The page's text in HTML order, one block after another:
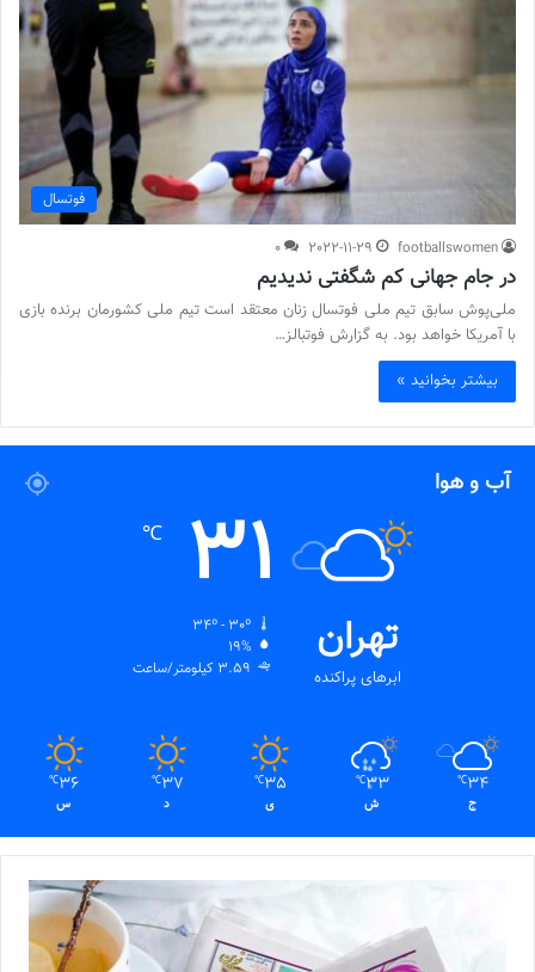
فوتسال
footballswomen
2022-11-29
0
در جام جهانی کم شگفتی ندیدیم
ملی‌پوش سابق تیم ملی فوتسال زنان معتقد است تیم ملی کشورمان برنده بازی
با آمریکا خواهد بود. به گزارش فوتبالز…
بیشتر بخوانید »
آب و هوا
تهران
ابرهای پراکنده
31
℃
19%
3.59 کیلومتر/ساعت
34
℃
ج
33
℃
ش
35
℃
ی
37
℃
د
36
℃
س